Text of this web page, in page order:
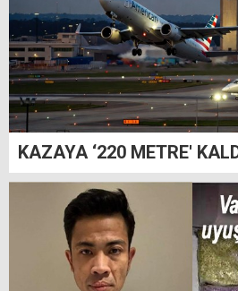
KAZAYA ‘220 METRE'